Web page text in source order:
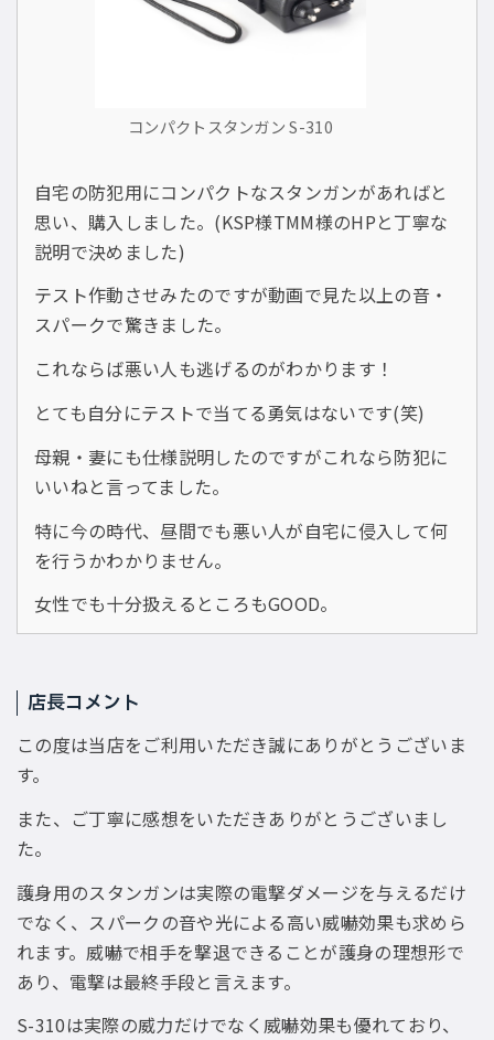
コンパクトスタンガン S-310
自宅の防犯用にコンパクトなスタンガンがあればと
思い、購入しました。(KSP様TMM様のHPと丁寧な
説明で決めました)
テスト作動させみたのですが動画で見た以上の音・
スパークで驚きました。
これならば悪い人も逃げるのがわかります！
とても自分にテストで当てる勇気はないです(笑)
母親・妻にも仕様説明したのですがこれなら防犯に
いいねと言ってました。
特に今の時代、昼間でも悪い人が自宅に侵入して何
を行うかわかりません。
女性でも十分扱えるところもGOOD。
店長コメント
この度は当店をご利用いただき誠にありがとうございま
す。
また、ご丁寧に感想をいただきありがとうございまし
た。
護身用のスタンガンは実際の電撃ダメージを与えるだけ
でなく、スパークの音や光による高い威嚇効果も求めら
れます。威嚇で相手を撃退できることが護身の理想形で
あり、電撃は最終手段と言えます。
S-310は実際の威力だけでなく威嚇効果も優れており、